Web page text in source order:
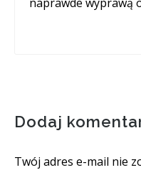
Dodaj
Twój adres e-mail nie